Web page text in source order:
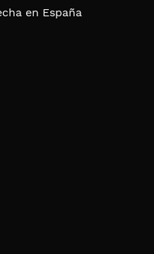
en España